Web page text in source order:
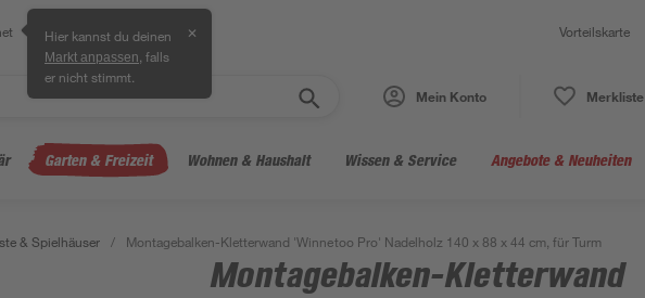
Hier kannst du deinen
Markt anpassen , falls
er nicht stimmt.
✕ Vorteilskarte
Mein Konto Merkliste
Garten & Freizeit Wohnen & Haushalt Wissen & Service Angebote & Neuheiten
& Spielhäuser / Montagebalken-Kletterwand 'Winnetoo Pro' Nadelholz 140 x 88 x 44 cm, für Turm
Montagebalken-Kletterwand